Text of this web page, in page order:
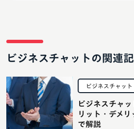
ビジネスチャットの関連
ビジネスチャット
ビジネスチャ
リット・デメ
で解説